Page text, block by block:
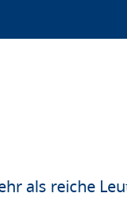
als reiche